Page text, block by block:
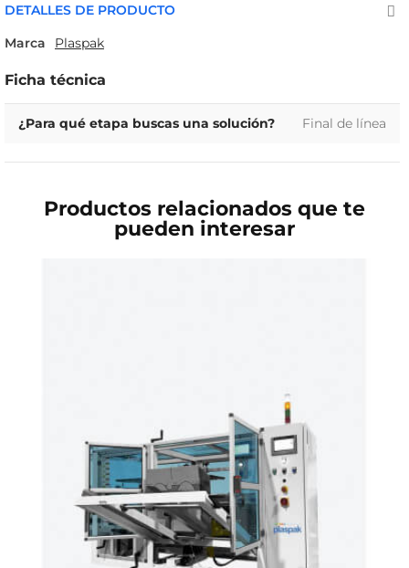
DETALLES DE PRODUCTO
Marca
Plaspak
Ficha técnica
¿Para qué etapa buscas una solución? Final de línea
Productos relacionados que te
pueden interesar